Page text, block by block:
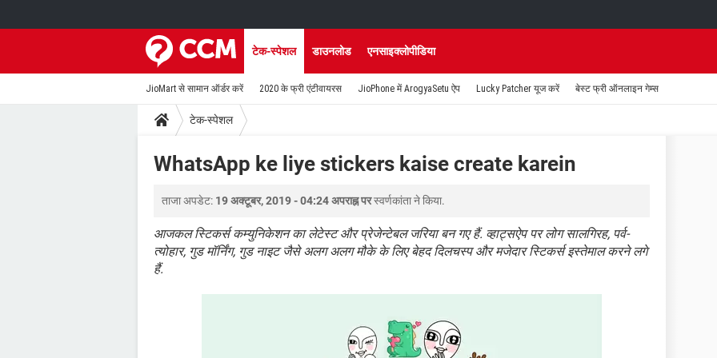
टेक-स्पेशल डाउनलोड एनसाइक्लोपीडिया
JioMart से सामान ऑर्डर करें 2020 के फ्री एंटीवायरस JioPhone में ArogyaSetu ऐप Lucky Patcher यूज करें बेस्ट फ्री ऑनलाइन गेम्स
टेक-स्पेशल
WhatsApp ke liye stickers kaise create karein
ताजा अपडेट: 19 अक्टूबर, 2019 - 04:24 अपराह्न परस्वर्णकांताने किया.
आजकल स्टिकर्स कम्युनिकेशन का लेटेस्ट और प्रेजेन्टेबल जरिया बन गए हैं. व्हाट्सऐप पर लोग सालगिरह, पर्व-
त्योहार, गुड मॉर्निंग, गुड नाइट जैसे अलग अलग मौके के लिए बेहद दिलचस्प और मजेदार स्टिकर्स इस्तेमाल करने लगे
हैं.